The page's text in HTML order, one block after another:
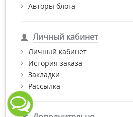
Авторы блога
Личный кабинет
Личный кабинет
История заказа
Закладки
Рассылка